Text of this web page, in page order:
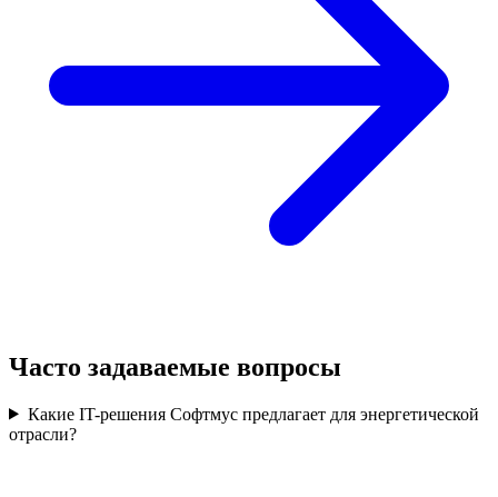
Часто задаваемые вопросы
Какие IT-решения Софтмус предлагает для энергетической
отрасли?